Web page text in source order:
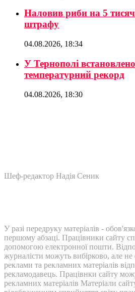
Наловив риби на 5
штрафу
04.08.2026, 18:34
У Тернополі
температурний рекорд
04.08.2026, 18:30
Шеф-редактор Надія Сеник
У разі передруку матеріалів -
першому абзаці. Працівники сайту
допомогою електронної пошти.
журналісти можуть вибірково, але не
реклами та рекламних матеріалів
рекламодавець. Працівнки сайту
рекламних матеріалів Матеріали